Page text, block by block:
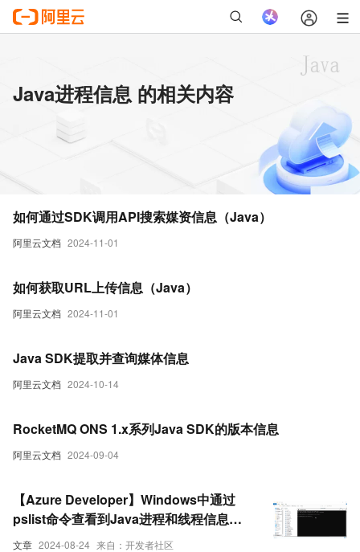
Java进程信息 的相关内容
阿里云文档 2024-11-01
如何通过SDK调用API搜索媒资信息（Java）
阿里云文档 2024-11-01
如何获取URL上传信息（Java）
阿里云文档 2024-10-14
Java SDK提取并查询媒体信息
阿里云文档 2024-09-04
RocketMQ ONS 1.x系列Java SDK的版本信息
文章 2024-08-24 来自：开发者社区
【Azure Developer】Windows中通过
pslist命令查看到Java进程和线程信息，
但为什么和代码中打印出来的进程号不一